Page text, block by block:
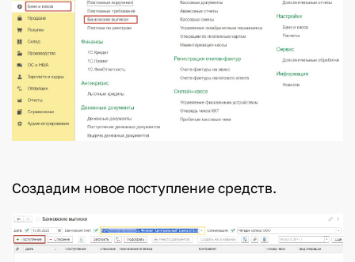
Создадим новое поступление средств.